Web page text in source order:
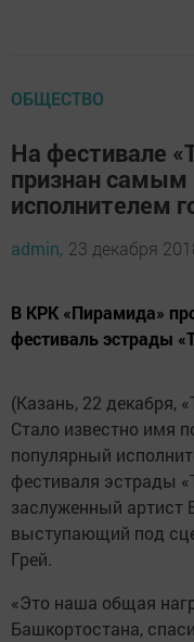
ОБЩЕСТВО
На фестивале
признан самым
исполнителем
admin, 23 декабря
В КРК «Пирамида»
фестиваль эстрады
(Казань, 22 декабря,
Стало известно имя
популярный
фестиваля эстрады
заслуженный артист
выступающий под
Грей.
«Это наша общая
Башкортостана,